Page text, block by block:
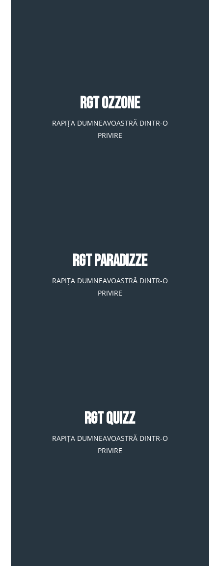
RGT OZZONE
RAPIȚA DUMNEAVOASTRĂ DINTR-O
PRIVIRE
RGT PARADIZZE
RAPIȚA DUMNEAVOASTRĂ DINTR-O
PRIVIRE
RGT QUIZZ
RAPIȚA DUMNEAVOASTRĂ DINTR-O
PRIVIRE